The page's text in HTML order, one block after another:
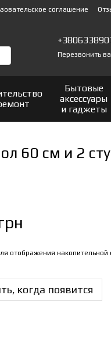
соглашение
Перезвонить
Бытовые
аксессуары
и гаджеты
60 см и 2
отображения накопительной
когда появится